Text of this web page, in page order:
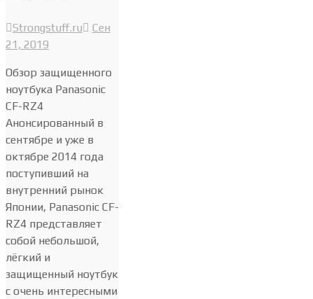
Strongstuff.ru
Сен
21, 2019
Обзор защищенного
ноутбука Panasonic
CF-RZ4
Анонсированный в
сентябре и уже в
октябре 2014 года
поступивший на
внутренний рынок
Японии, Panasonic CF-
RZ4 представляет
собой небольшой,
лёгкий и
защищенный ноутбук
с очень интересными